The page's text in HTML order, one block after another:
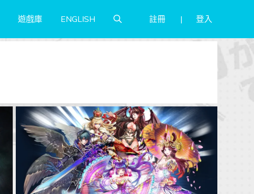
遊戲庫 ENGLISH 註冊 登入